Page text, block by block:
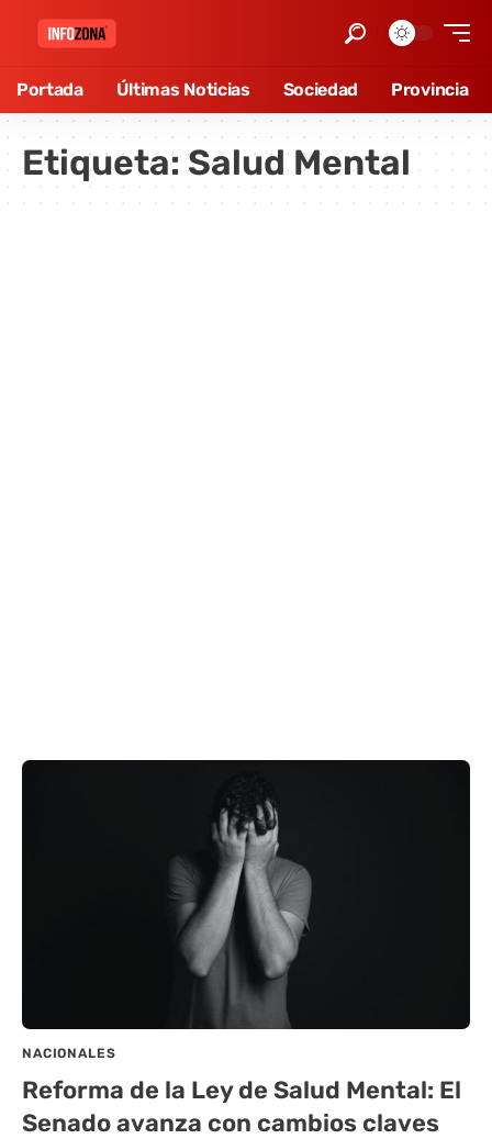
Portada Últimas Noticias Sociedad Provincia
Etiqueta: Salud Mental
NACIONALES
Reforma de la Ley de Salud Mental: El
Senado avanza con cambios claves